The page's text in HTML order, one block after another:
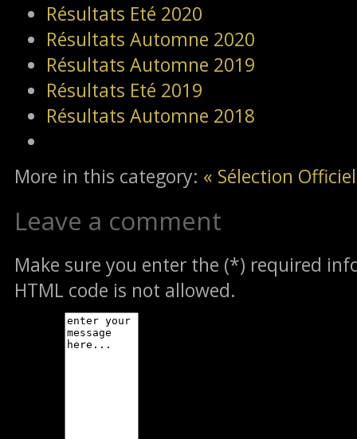
Résultats Eté 2020
Résultats Automne 2020
Résultats Automne 2019
Résultats Eté 2019
Résultats Automne 2018
More in this category: « Sélection
Leave a comment
Make sure you enter the (*) required
HTML code is not allowed.